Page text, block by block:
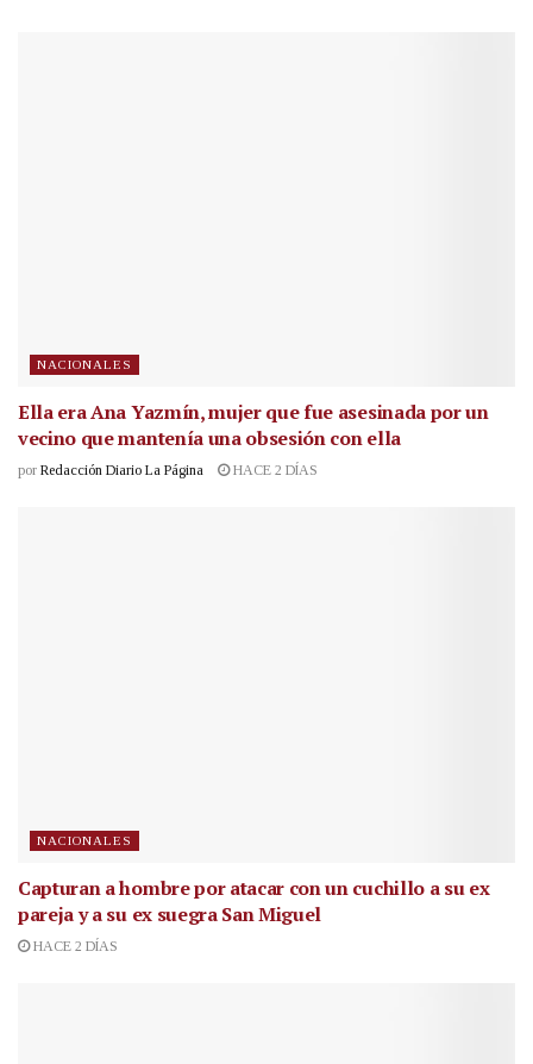
NACIONALES
Ella era Ana Yazmín, mujer que fue asesinada por un
vecino que mantenía una obsesión con ella
por Redacción Diario La Página HACE 2 DÍAS
NACIONALES
Capturan a hombre por atacar con un cuchillo a su ex
pareja y a su ex suegra San Miguel
HACE 2 DÍAS